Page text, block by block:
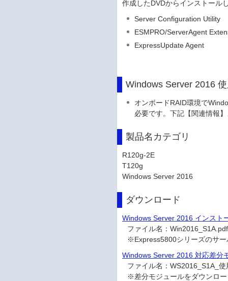
作成したDVDからインストール
Server Configuration Utility
ESMPRO/ServerAgent
ExpressUpdate Agent
Windows Server 2016
オンボードRAID環境で
必要です。下記【関連情報
製品名カテゴリ
R120g-2E
T120g
Windows Server 2016
ダウンロード
Windows Server 2016 インスト
ファイル名：
※Express5800シリーズのサ
Windows Server 2016 対応差
ファイル名：WS2016_S1A_
※差分モジュールをダウンロ